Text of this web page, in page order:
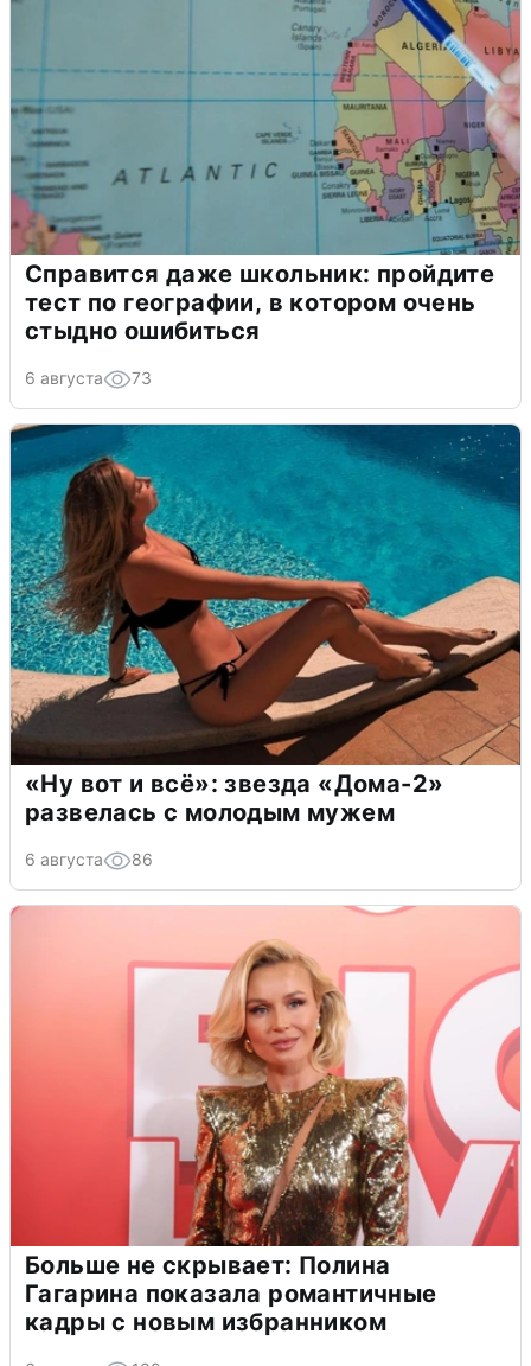
Справится даже школьник: пройдите
тест по географии, в котором очень
стыдно ошибиться
6 августа 73
«Ну вот и всё»: звезда «Дома-2»
развелась с молодым мужем
6 августа 86
Больше не скрывает: Полина
Гагарина показала романтичные
кадры с новым избранником